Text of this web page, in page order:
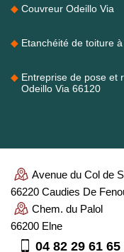
Couvreur Odeillo Via
Etanchéité de toiture
Entreprise de pose et
Odeillo Via 66120
Avenue du Col de
66220 Caudies De
Chem. du Palol
66200 Elne
04 82 29 61 65